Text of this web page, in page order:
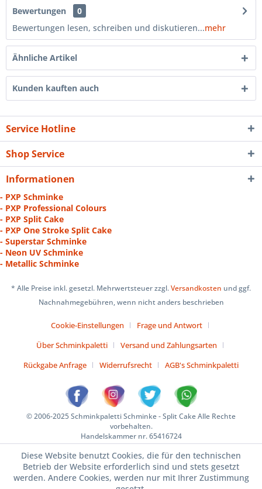
Bewertungen
0
Bewertungen lesen, schreiben und diskutieren...mehr
Ähnliche Artikel
Kunden kauften auch
Service Hotline
Shop Service
Informationen
- PXP Schminke
- PXP Professional Colours
- PXP Split Cake
- PXP One Stroke Split Cake
- Superstar Schminke
- Neon UV Schminke
- Metallic Schminke
* Alle Preise inkl. gesetzl. Mehrwertsteuer zzgl.Versandkosten und ggf.
Nachnahmegebühren, wenn nicht anders beschrieben
Cookie-Einstellungen
Frage und Antwort
Über Schminkpaletti
Versand und Zahlungsarten
Rückgabe Anfrage
Widerrufsrecht AGB's Schminkpaletti
© 2006-2025 Schminkpaletti Schminke - Split Cake Alle Rechte
vorbehalten.
Handelskammer nr. 65416724
Diese Website benutzt Cookies, die für den technischen
Betrieb der Website erforderlich sind und stets gesetzt
werden. Andere Cookies, werden nur mit Ihrer Zustimmung